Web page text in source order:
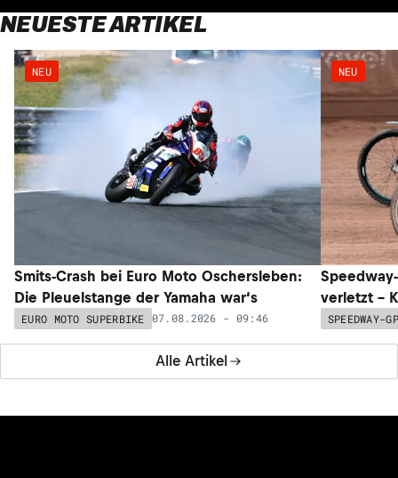
NEUESTE ARTIKEL
Alle Artikel
NEU
Smits-Crash bei Euro Moto Oschersleben:
Die Pleuelstange der Yamaha war‘s
EURO MOTO SUPERBIKE 07.08.2026 - 09:46
NEU
verletzt –
SPEEDWAY-GP